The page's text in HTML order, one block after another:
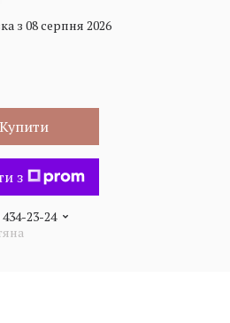
з 08 серпня 2026
Купити
з
434-23-24